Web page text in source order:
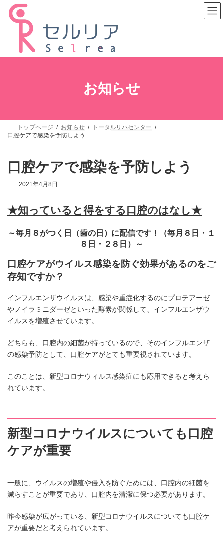
ス
ン
お知らせ
トップページ お知らせ
トータルリハセンター
口腔ケアで感染を予防しよう
口腔ケアで感染を予防しよう
2021年4月8日
★知っていると得をする口腔のはなし★
～毎月８がつく日（歯の日）に配信です！（毎月８日・１
８日・２８日）～
口腔ケアがウイルス感染を防ぐ効果があるのをご
存知ですか？
インフルエンザウイルスは、感染や重症化するのにプロテアーゼ
やノイラミニダーゼといった酵素が関係して、インフルエンザウ
イルスを増殖させています。
どちらも、口腔内の細菌が持っているので、そのインフルエンザ
の感染予防として、口腔ケアがとても重要視されています。
このことは、新型コロナウィルス感染症にも応用できると考えら
れています。
新型コロナウイルスについても口腔
ケアが重要
一般に、ウイルスの増殖や侵入を防ぐためには、口腔内の細菌を
減らすことが重要であり、口腔内を清潔に保つ必要があります。
昨今感染が広がっている、新型コロナウイルスについても口腔ケ
アが重要だと考えられています。